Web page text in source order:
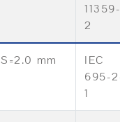
2
S=2.0 mm
IEC
695-
1